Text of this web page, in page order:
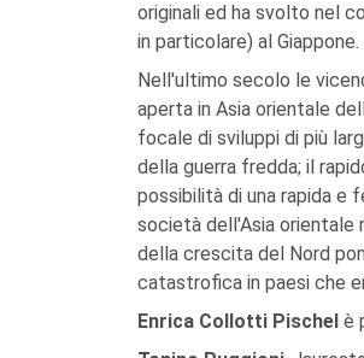
originali ed ha svolto nel
in particolare) al Giappone.
Nell'ultimo secolo le
aperta in Asia orientale
focale di sviluppi di più
della guerra fredda; il
possibilità di una rapida e
società dell'Asia orientale
della crescita del Nord
catastrofica in paesi che
Enrica Collotti Pischel è